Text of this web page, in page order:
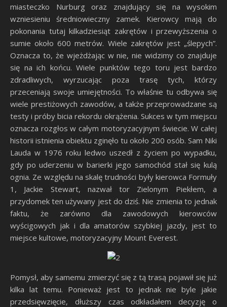
miasteczko Nurburg oraz znajdujący się na wysokim
wzniesieniu średniowieczny zamek. Kierowcy mają do
pokonania tutaj kilkadziesiąt zakrętów i przewyższenia o
sumie około 600 metrów. Wiele zakrętów jest „ślepych”.
Oznacza to, że wjeżdżając w nie, nie widzimy co znajduje
się na ich końcu. Wiele punktów tego toru jest bardzo
zdradliwych, wyrzucając poza trasę tych, którzy
przeceniają swoje umiejętności. To właśnie tu odbywa się
wiele prestiżowych zawodów, a także przeprowadzane są
testy i próby bicia rekordu okrążenia. Sukces w tym miejscu
oznacza rozgłos w całym motoryzacyjnym świecie. W całej
historii istnienia obiektu zginęło tu około 200 osób. Sam Niki
Lauda w 1976 roku ledwo uszedł z życiem po wypadku,
gdy po uderzeniu w barierki jego samochód stał się kulą
ognia. Ze względu na skalę trudności były kierowca Formuły
1, Jackie Stewart, nazwał tor Zielonym Piekłem, a
przydomek ten używany jest do dziś. Nie zmienia to jednak
faktu, że zarówno dla zawodowych kierowców
wyścigowych jak i dla amatorów szybkiej jazdy, jest to
miejsce kultowe, motoryzacyjny Mount Everest.
Pomysł, aby samemu zmierzyć się z tą trasą pojawił się już
kilka lat temu. Ponieważ jest to jednak nie byle jakie
przedsięwzięcie, dłuższy czas odkładałem decyzję o